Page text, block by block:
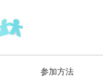
参加方法